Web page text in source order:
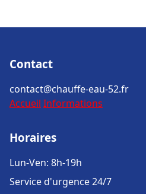
Contact
contact@chauffe-eau-52.fr
Accueil Informations
Horaires
Lun-Ven: 8h-19h
Service d'urgence 24/7